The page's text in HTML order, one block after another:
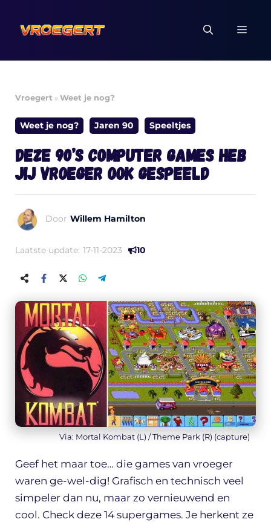
naar
inhoud
Vroegert »Weet je nog?
Weet je nog? Jaren 90 Speeltjes
Deze 90’s computer games heb
jij vroeger ook gespeeld
Door Willem Hamilton
Laatste update: 17-11-2023 10
Via: Mortal Kombat (L) / Theme Park (R) (capture)
Geef het maar toe… die games van vroeger
waren ge-wel-dig! Grafisch en technisch veel
simpeler dan nu, maar zo vernieuwend en
cool. Check deze 14 supergames. Je herkent ze